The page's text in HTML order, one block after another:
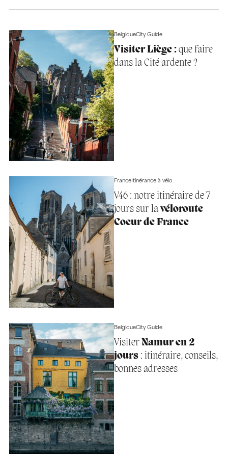
BelgiqueCity Guide
Visiter Liège :que faire
dans la Cité ardente ?
FranceItinérance à vélo
V46 : notre itinéraire de 7
jours sur lavéloroute
Coeur de France
BelgiqueCity Guide
VisiterNamur en 2
jours: itinéraire, conseils,
bonnes adresses